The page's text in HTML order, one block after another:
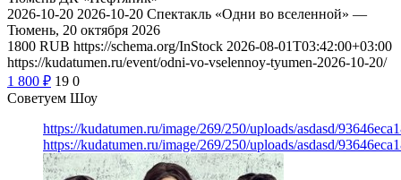
2026-10-20 2026-10-20 Спектакль «Одни во вселенной» —
Тюмень, 20 октября 2026
1800 RUB https://schema.org/InStock 2026-08-01T03:42:00+03:00
https://kudatumen.ru/event/odni-vo-vselennoy-tyumen-2026-10-20/
1 800 ₽ 19 0
Советуем Шоу
https://kudatumen.ru/image/269/250/uploads/asdasd/
https://kudatumen.ru/image/269/250/uploads/asdasd/